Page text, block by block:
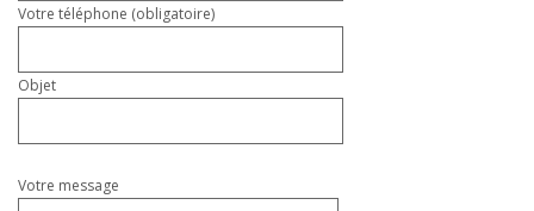
Votre téléphone (obligatoire)
Objet
Votre message